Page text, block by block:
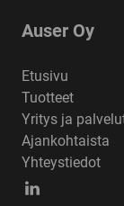
Auser Oy
Etusivu
Tuotteet
Yritys ja
Ajankohtaista
Yhteystiedot